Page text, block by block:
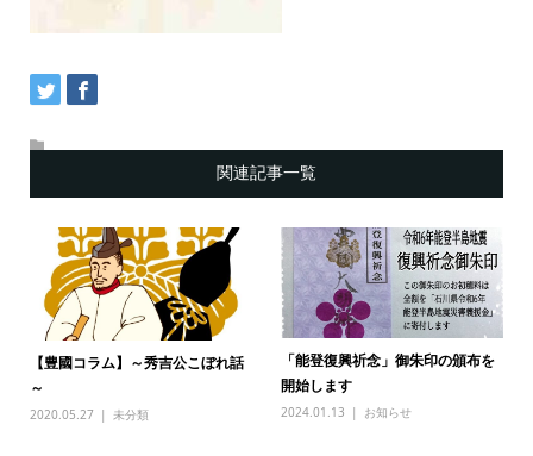
関連記事一覧
【豊國コラム】～秀吉公こぼれ話
～
2020.05.27
未分類
「能登復興祈念」御朱印の頒布を
開始します
2024.01.13
お知らせ